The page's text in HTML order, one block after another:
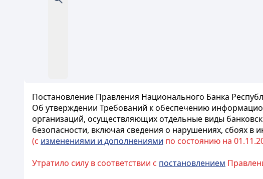
Постановление Правления Национального Банка
Об утверждении Требований к обеспечению
организаций, осуществляющих отдельные виды
безопасности, включая сведения о нарушениях, сбоях в
(с изменениями и дополнениями по состоянию на
Утратило силу в соответствии с постановлением